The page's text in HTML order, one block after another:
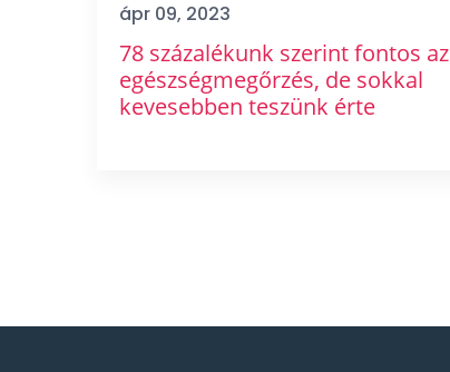
ápr 09, 2023
78 százalékunk szerint fontos az
egészségmegőrzés, de sokkal
kevesebben teszünk érte